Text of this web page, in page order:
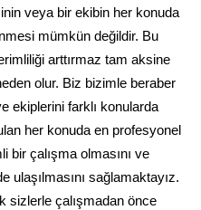
veya bir ekibin her konuda
mümkün değildir. Bu
arttırmaz tam aksine
olur. Biz bizimle beraber
ekiplerini farklı konularda
her konuda en profesyonel
bir çalışma olmasını ve
ulaşılmasını sağlamaktayız.
sizlerle çalışmadan önce